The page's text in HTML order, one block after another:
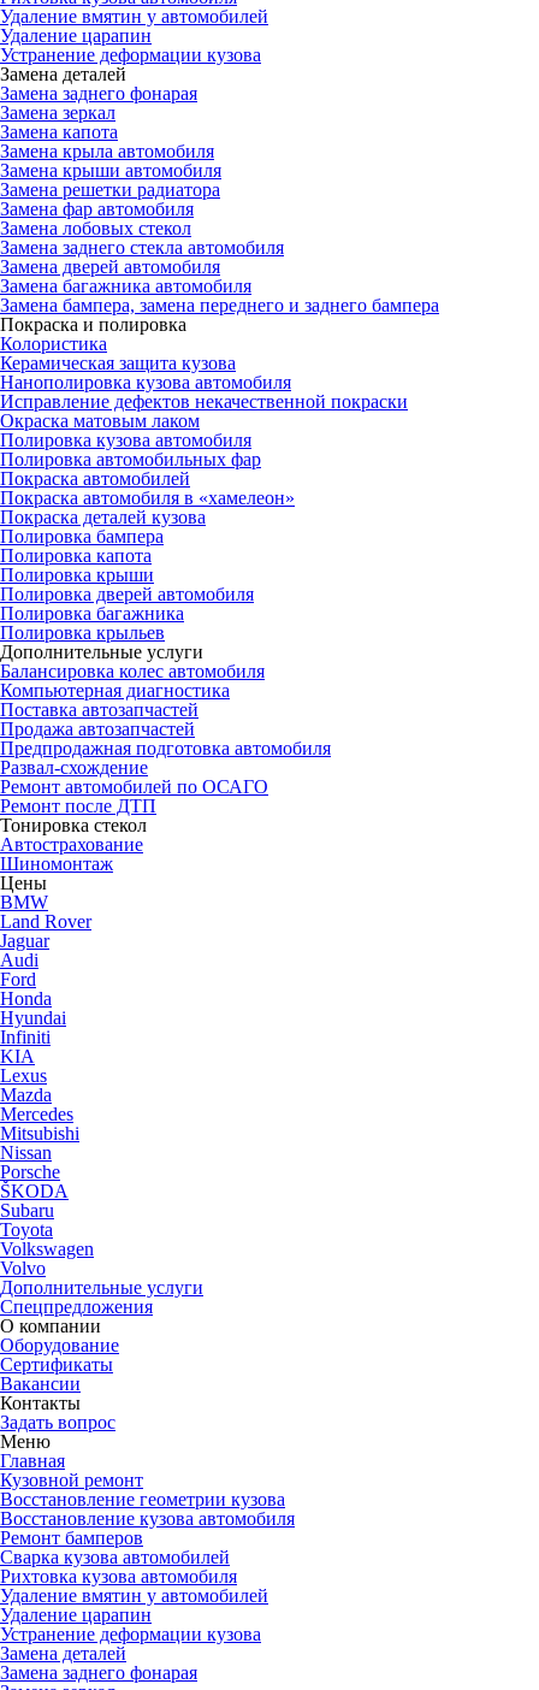
Удаление вмятин у автомобилей
Удаление царапин
Устранение деформации кузова
Замена деталей
Замена заднего фонарая
Замена зеркал
Замена капота
Замена крыла автомобиля
Замена крыши автомобиля
Замена решетки радиатора
Замена фар автомобиля
Замена лобовых стекол
Замена заднего стекла автомобиля
Замена дверей автомобиля
Замена багажника автомобиля
Замена бампера, замена переднего и заднего бампера
Покраска и полировка
Колористика
Керамическая защита кузова
Нанополировка кузова автомобиля
Исправление дефектов некачественной покраски
Окраска матовым лаком
Полировка кузова автомобиля
Полировка автомобильных фар
Покраска автомобилей
Покраска автомобиля в «хамелеон»
Покраска деталей кузова
Полировка бампера
Полировка капота
Полировка крыши
Полировка дверей автомобиля
Полировка багажника
Полировка крыльев
Дополнительные услуги
Балансировка колес автомобиля
Компьютерная диагностика
Поставка автозапчастей
Продажа автозапчастей
Предпродажная подготовка автомобиля
Развал-схождение
Ремонт автомобилей по ОСАГО
Ремонт после ДТП
Тонировка стекол
Автострахование
Шиномонтаж
Цены
BMW
Land Rover
Jaguar
Audi
Ford
Honda
Hyundai
Infiniti
KIA
Lexus
Mazda
Mercedes
Mitsubishi
Nissan
Porsche
ŠKODA
Subaru
Toyota
Volkswagen
Volvo
Дополнительные услуги
Спецпредложения
О компании
Оборудование
Сертификаты
Вакансии
Контакты
Задать вопрос
Меню
Главная
Кузовной ремонт
Восстановление геометрии кузова
Восстановление кузова автомобиля
Ремонт бамперов
Сварка кузова автомобилей
Рихтовка кузова автомобиля
Удаление вмятин у автомобилей
Удаление царапин
Устранение деформации кузова
Замена деталей
Замена заднего фонарая